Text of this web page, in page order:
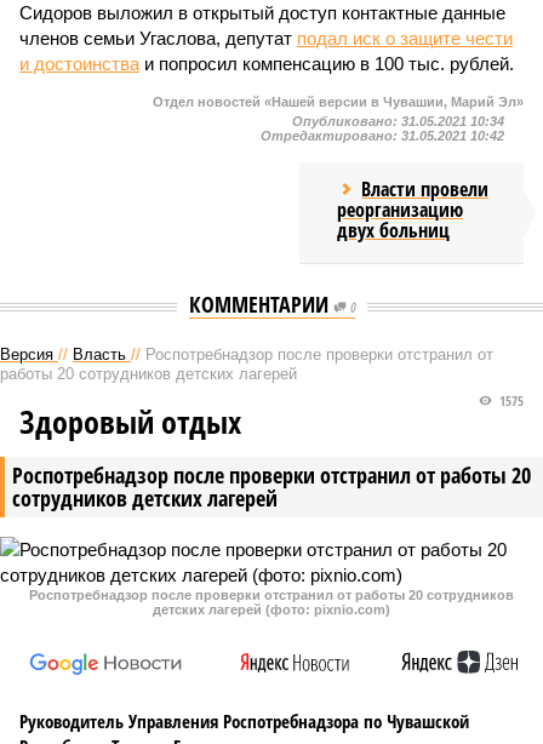
Сидоров выложил в открытый доступ контактные данные
членов семьи Угаслова, депутат подал иск о защите чести
и достоинства и попросил компенсацию в 100 тыс. рублей.
Отдел новостей «Нашей версии в Чувашии, Марий Эл»
Опубликовано: 31.05.2021 10:34
Отредактировано: 31.05.2021 10:42
Власти провели
реорганизацию
двух больниц
КОММЕНТАРИИ 0
Версия // Власть // Роспотребнадзор после проверки отстранил от
работы 20 сотрудников детских лагерей
Роспотребнадзор после проверки отстранил от работы 20
сотрудников детских лагерей
1575
Здоровый отдых
Роспотребнадзор после проверки отстранил от работы 20 сотрудников
детских лагерей (фото: pixnio.com)
Руководитель Управления Роспотребнадзора по Чувашской